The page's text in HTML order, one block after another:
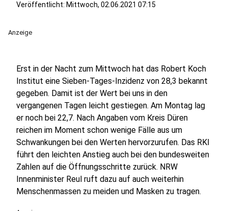
Veröffentlicht: Mittwoch, 02.06.2021 07:15
Anzeige
Erst in der Nacht zum Mittwoch hat das Robert Koch
Institut eine Sieben-Tages-Inzidenz von 28,3 bekannt
gegeben. Damit ist der Wert bei uns in den
vergangenen Tagen leicht gestiegen. Am Montag lag
er noch bei 22,7. Nach Angaben vom Kreis Düren
reichen im Moment schon wenige Fälle aus um
Schwankungen bei den Werten hervorzurufen. Das RKI
führt den leichten Anstieg auch bei den bundesweiten
Zahlen auf die Öffnungsschritte zurück. NRW
Innenminister Reul ruft dazu auf auch weiterhin
Menschenmassen zu meiden und Masken zu tragen.